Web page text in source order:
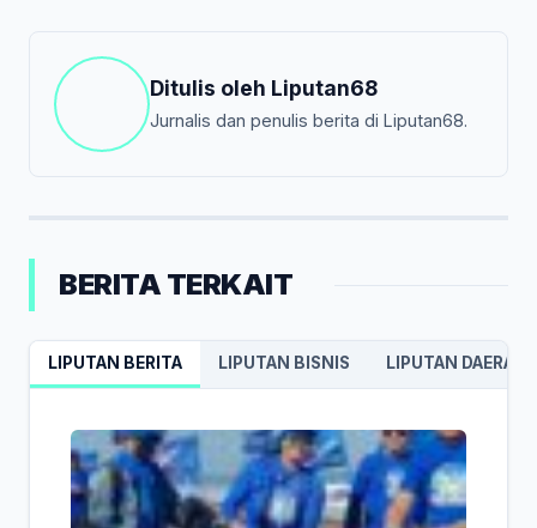
Ditulis oleh Liputan68
Jurnalis dan penulis berita di Liputan68.
BERITA TERKAIT
LIPUTAN BERITA LIPUTAN BISNIS LIPUTAN DAERAH